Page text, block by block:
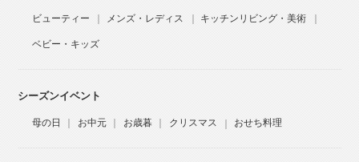
ビューティー メンズ・レディス キッチンリビング・美術
ベビー・キッズ
シーズンイベント
母の日 お中元 お歳暮 クリスマス おせち料理